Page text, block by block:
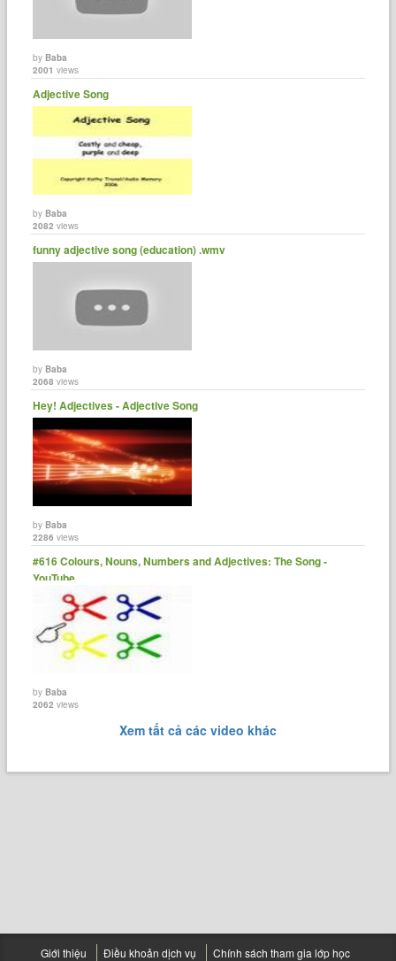
by Baba
2001 views
Adjective Song
by Baba
2082 views
funny adjective song (education) .wmv
by Baba
2068 views
Hey! Adjectives - Adjective Song
by Baba
2286 views
#616 Colours, Nouns, Numbers and Adjectives: The Song -
YouTube
by Baba
2062 views
Xem tất cả các video khác
Giới thiệu Điều khoản dịch vụ Chính sách tham gia lớp học